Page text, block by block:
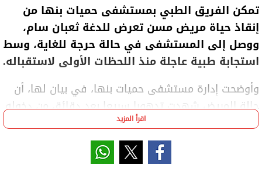
تمكن الفريق الطبي بمستشفى حميات بنها من
إنقاذ حياة مريض مسن تعرض للدغة ثعبان سام،
ووصل إلى المستشفى في حالة حرجة للغاية، وسط
استجابة طبية عاجلة منذ اللحظات الأولى لاستقباله.
وأوضحت إدارة مستشفى حميات بنها، في بيان لها، أن
حالة المريض شهدت تدهورا سريعا بعد دقائق من دخوله
وحدة العناية المركزة؛ حيث تعرض لتوقف مفاجئ في
وعلى الفور، بدأ الفريق الطبي إجراء الإنعاش القلبي
اقرأ المزيد